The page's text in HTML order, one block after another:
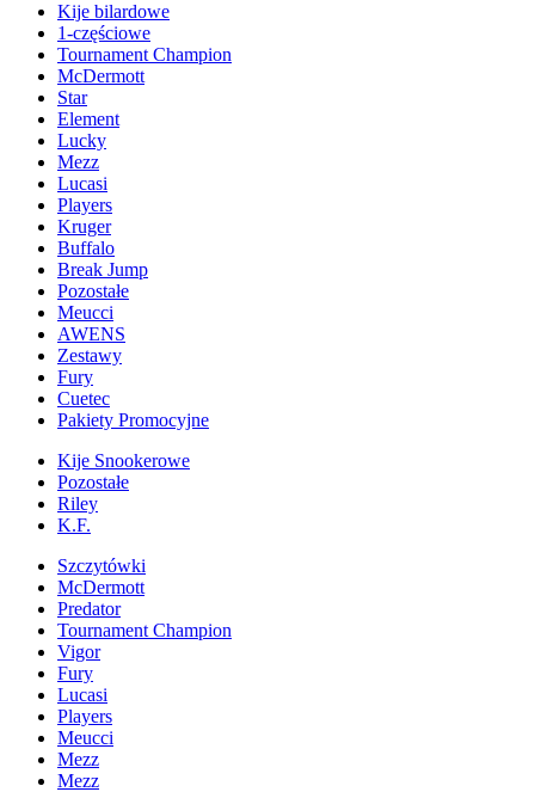
Kije bilardowe
1-częściowe
Tournament Champion
McDermott
Star
Element
Lucky
Mezz
Lucasi
Players
Kruger
Buffalo
Break Jump
Pozostałe
Meucci
AWENS
Zestawy
Fury
Cuetec
Pakiety Promocyjne
Kije Snookerowe
Pozostałe
Riley
K.F.
Szczytówki
McDermott
Predator
Tournament Champion
Vigor
Fury
Lucasi
Players
Meucci
Mezz
Mezz